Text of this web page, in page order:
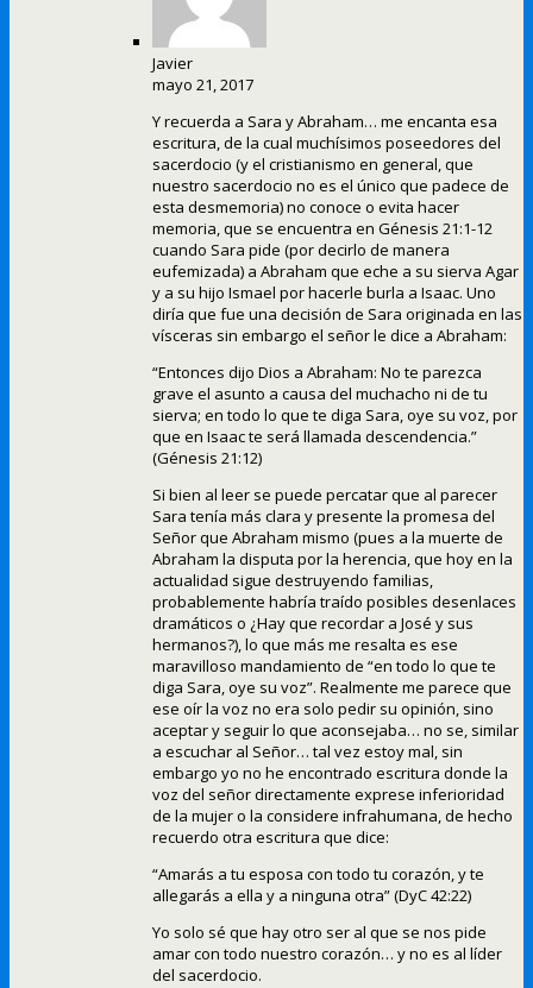
Javier
mayo 21, 2017
Y recuerda a Sara y Abraham… me encanta esa
escritura, de la cual muchísimos poseedores del
sacerdocio (y el cristianismo en general, que
nuestro sacerdocio no es el único que padece de
esta desmemoria) no conoce o evita hacer
memoria, que se encuentra en Génesis 21:1-12
cuando Sara pide (por decirlo de manera
eufemizada) a Abraham que eche a su sierva Agar
y a su hijo Ismael por hacerle burla a Isaac. Uno
diría que fue una decisión de Sara originada en las
vísceras sin embargo el señor le dice a Abraham:
“Entonces dijo Dios a Abraham: No te parezca
grave el asunto a causa del muchacho ni de tu
sierva; en todo lo que te diga Sara, oye su voz, por
que en Isaac te será llamada descendencia.”
(Génesis 21:12)
Si bien al leer se puede percatar que al parecer
Sara tenía más clara y presente la promesa del
Señor que Abraham mismo (pues a la muerte de
Abraham la disputa por la herencia, que hoy en la
actualidad sigue destruyendo familias,
probablemente habría traído posibles desenlaces
dramáticos o ¿Hay que recordar a José y sus
hermanos?), lo que más me resalta es ese
maravilloso mandamiento de “en todo lo que te
diga Sara, oye su voz”. Realmente me parece que
ese oír la voz no era solo pedir su opinión, sino
aceptar y seguir lo que aconsejaba… no se, similar
a escuchar al Señor… tal vez estoy mal, sin
embargo yo no he encontrado escritura donde la
voz del señor directamente exprese inferioridad
de la mujer o la considere infrahumana, de hecho
recuerdo otra escritura que dice:
“Amarás a tu esposa con todo tu corazón, y te
allegarás a ella y a ninguna otra” (DyC 42:22)
Yo solo sé que hay otro ser al que se nos pide
amar con todo nuestro corazón… y no es al líder
del sacerdocio.